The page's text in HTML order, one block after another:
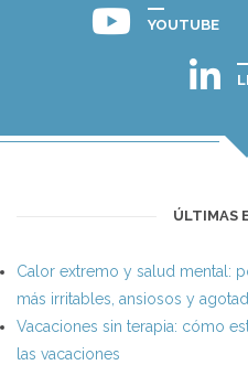
YOUTUBE
ÚLTIMAS
Calor extremo y salud mental:
más irritables, ansiosos y
Vacaciones sin terapia: cómo
las vacaciones